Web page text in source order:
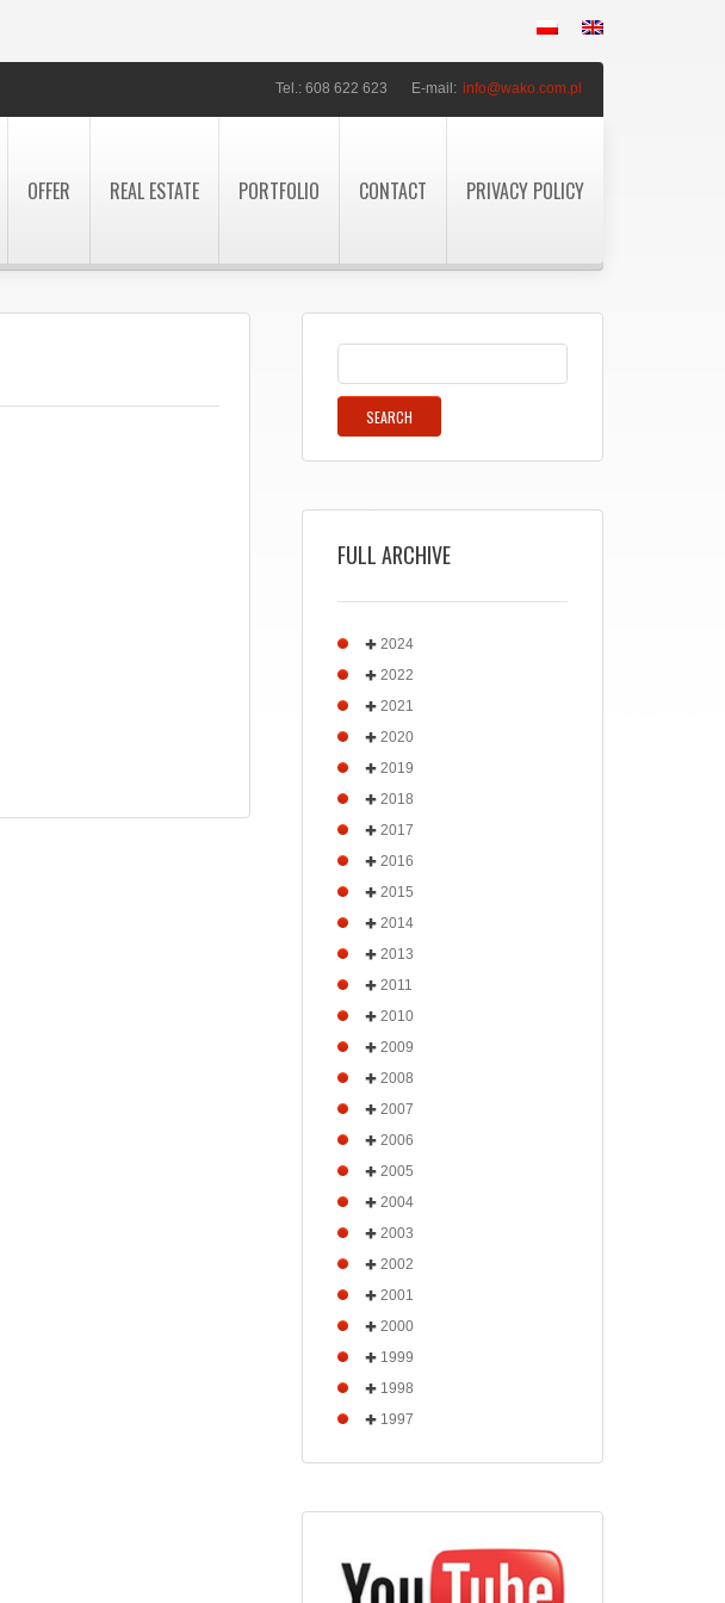
Tel.: 608 622 623 E-mail: info@wako.com.pl
OFFER REAL ESTATE PORTFOLIO CONTACT PRIVACY POLICY
FULL ARCHIVE
2024
2022
2021
2020
2019
2018
2017
2016
2015
2014
2013
2011
2010
2009
2008
2007
2006
2005
2004
2003
2002
2001
2000
1999
1998
1997